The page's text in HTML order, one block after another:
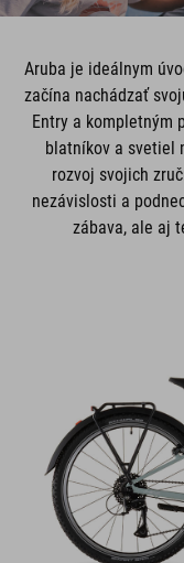
Aruba je ideálnym
začína nachádzať
Entry a kompletným
blatníkov a svetiel
rozvoj svojich
nezávislosti a
zábava, ale aj